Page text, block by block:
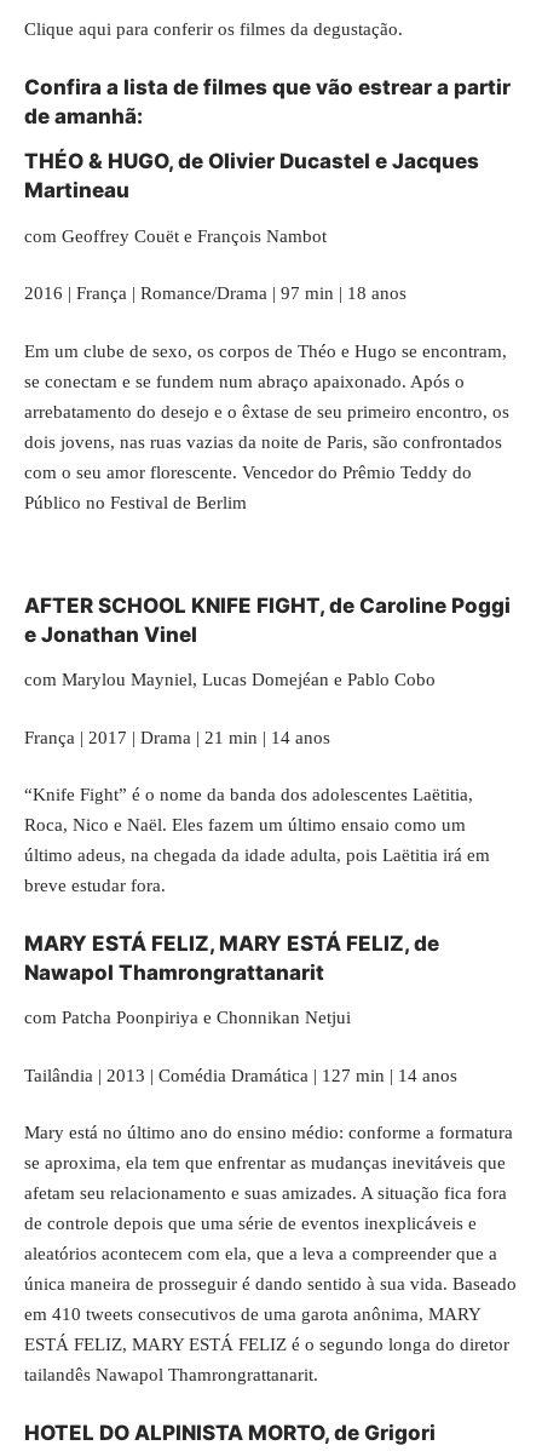
Clique aqui para conferir os filmes da degustação.
Confira a lista de filmes que vão estrear a partir
de amanhã:
THÉO & HUGO, de Olivier Ducastel e Jacques
Martineau
com Geoffrey Couët e François Nambot
2016 | França | Romance/Drama | 97 min | 18 anos
Em um clube de sexo, os corpos de Théo e Hugo se encontram,
se conectam e se fundem num abraço apaixonado. Após o
arrebatamento do desejo e o êxtase de seu primeiro encontro, os
dois jovens, nas ruas vazias da noite de Paris, são confrontados
com o seu amor florescente. Vencedor do Prêmio Teddy do
Público no Festival de Berlim
AFTER SCHOOL KNIFE FIGHT, de Caroline Poggi
e Jonathan Vinel
com Marylou Mayniel, Lucas Domejéan e Pablo Cobo
França | 2017 | Drama | 21 min | 14 anos
“Knife Fight” é o nome da banda dos adolescentes Laëtitia,
Roca, Nico e Naël. Eles fazem um último ensaio como um
último adeus, na chegada da idade adulta, pois Laëtitia irá em
breve estudar fora.
MARY ESTÁ FELIZ, MARY ESTÁ FELIZ, de
Nawapol Thamrongrattanarit
com Patcha Poonpiriya e Chonnikan Netjui
Tailândia | 2013 | Comédia Dramática | 127 min | 14 anos
Mary está no último ano do ensino médio: conforme a formatura
se aproxima, ela tem que enfrentar as mudanças inevitáveis que
afetam seu relacionamento e suas amizades. A situação fica fora
de controle depois que uma série de eventos inexplicáveis e
aleatórios acontecem com ela, que a leva a compreender que a
única maneira de prosseguir é dando sentido à sua vida. Baseado
em 410 tweets consecutivos de uma garota anônima, MARY
ESTÁ FELIZ, MARY ESTÁ FELIZ é o segundo longa do diretor
tailandês Nawapol Thamrongrattanarit.
HOTEL DO ALPINISTA MORTO, de Grigori